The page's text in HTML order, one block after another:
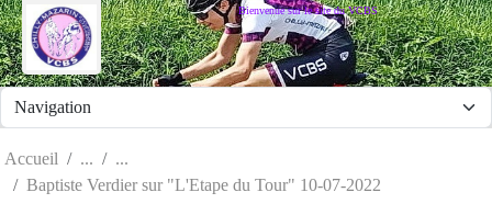
Bienvenue sur le site du VCBS
Accueil
Baptiste Verdier sur "L'Etape du Tour" 10-07-2022
Panneau de gestion des cookies